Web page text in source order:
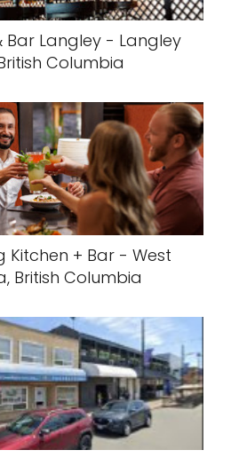
Bar Langley - Langley
Columbia
Kitchen + Bar - West
British Columbia